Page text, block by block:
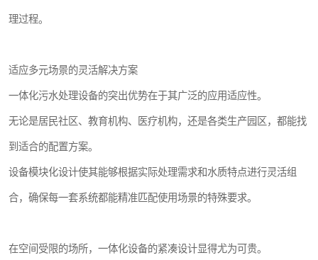
理过程。
适应多元场景的灵活解决方案
一体化污水处理设备的突出优势在于其广泛的应用适应性。
无论是居民社区、教育机构、医疗机构，还是各类生产园区，都能找
到适合的配置方案。
设备模块化设计使其能够根据实际处理需求和水质特点进行灵活组
合，确保每一套系统都能精准匹配使用场景的特殊要求。
在空间受限的场所，一体化设备的紧凑设计显得尤为可贵。
肉制品加工污水处理设备
微动力污水处理设备
接触式一体化污水处理设备
污水处理一体化设备
淀粉污水处理设备